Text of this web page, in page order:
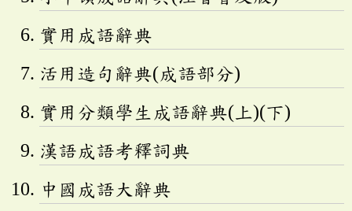
實用成語辭典
活用造句辭典(成語部分)
實用分類學生成語辭典(上)(下)
漢語成語考釋詞典
中國成語大辭典